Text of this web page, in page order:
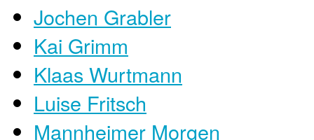
Jochen Grabler
Kai Grimm
Klaas Wurtmann
Luise Fritsch
Mannheimer Morgen